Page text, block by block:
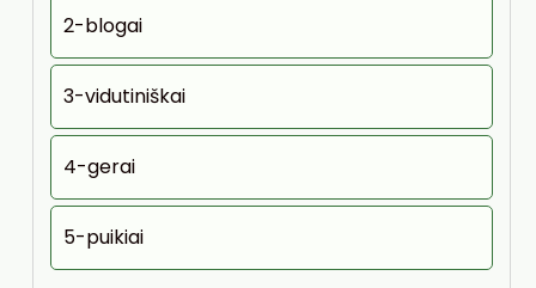
2-blogai
3-vidutiniškai
4-gerai
5-puikiai